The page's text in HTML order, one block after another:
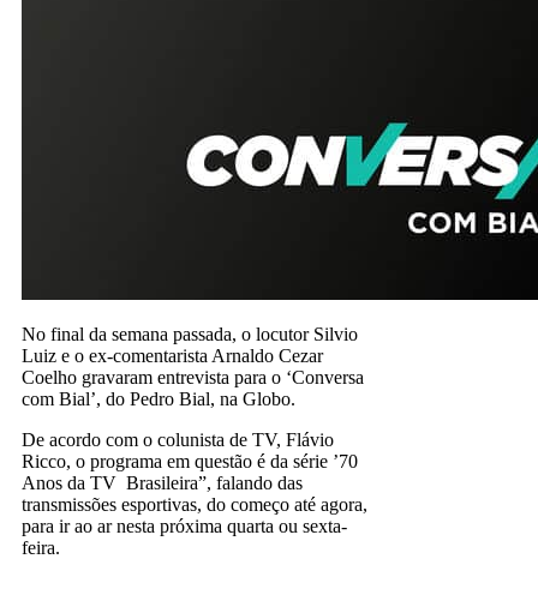
No final da semana passada, o locutor Silvio
Luiz e o ex-comentarista Arnaldo Cezar
Coelho gravaram entrevista para o ‘Conversa
com Bial’, do Pedro Bial, na Globo.
De acordo com o colunista de TV, Flávio
Ricco, o programa em questão é da série ’70
Anos da TV Brasileira”, falando das
transmissões esportivas, do começo até agora,
para ir ao ar nesta próxima quarta ou sexta-
feira.